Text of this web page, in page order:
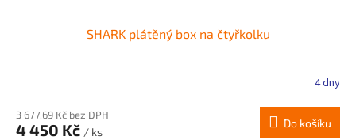
SHARK plátěný box na čtyřkolku
4 dny
3 677,69 Kč bez DPH
4 450 Kč / ks
Do košíku